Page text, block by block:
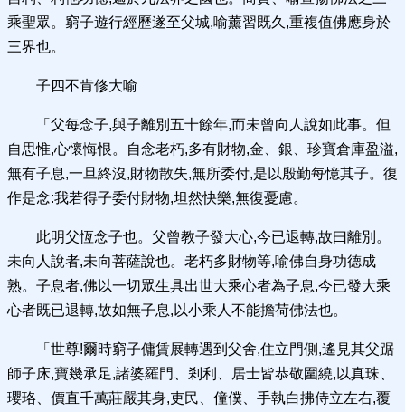
乘聖眾。窮子遊行經歷遂至父城,喻薰習既久,重複值佛應身於
三界也。
子四不肯修大喻
「父每念子,與子離別五十餘年,而未曾向人說如此事。但
自思惟,心懷悔恨。自念老朽,多有財物,金、銀、珍寶倉庫盈溢,
無有子息,一旦終沒,財物散失,無所委付,是以殷勤每憶其子。復
作是念:我若得子委付財物,坦然快樂,無復憂慮。
此明父恆念子也。父曾教子發大心,今已退轉,故曰離別。
未向人說者,未向菩薩說也。老朽多財物等,喻佛自身功德成
熟。子息者,佛以一切眾生具出世大乘心者為子息,今已發大乘
心者既已退轉,故如無子息,以小乘人不能擔荷佛法也。
「世尊!爾時窮子傭賃展轉遇到父舍,住立門側,遙見其父踞
師子床,寶幾承足,諸婆羅門、剎利、居士皆恭敬圍繞,以真珠、
瓔珞、價直千萬莊嚴其身,吏民、僮僕、手執白拂侍立左右,覆